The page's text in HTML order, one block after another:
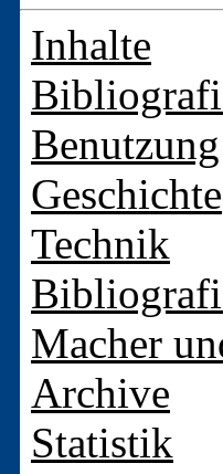
Inhalte
Benutzung
Geschichte
Technik
Macher
Archive
Statistik